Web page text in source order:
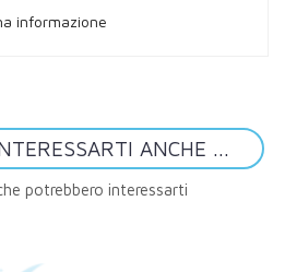
informazione
ANCHE ...
potrebbero interessarti